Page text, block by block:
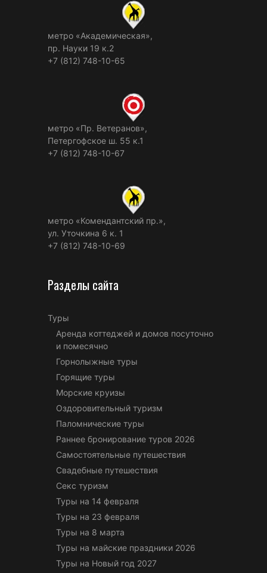
метро «Академическая»,
пр. Науки 19 к.2
+7 (812) 748-10-65
метро «Пр. Ветеранов»,
Петергофское ш. 55 к.1
+7 (812) 748-10-67
метро «Комендантский пр.»,
ул. Уточкина 6 к. 1
+7 (812) 748-10-69
Разделы сайта
Туры
Аренда коттеджей и домов посуточно
и помесячно
Горнолыжные туры
Горящие туры
Морские круизы
Оздоровительный туризм
Паломнические туры
Раннее бронирование туров 2026
Самостоятельные путешествия
Свадебные путешествия
Секс туризм
Туры на 14 февраля
Туры на 23 февраля
Туры на 8 марта
Туры на майские праздники 2026
Туры на Новый год 2027